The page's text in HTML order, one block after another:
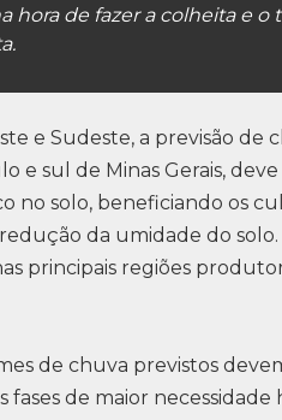
hora de fazer a colheita e o
e Sudeste, a previsão de
e sul de Minas Gerais,
no solo, beneficiando os
da umidade do
principais regiões
de chuva previstos
fases de maior